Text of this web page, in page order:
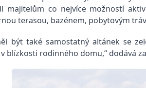
co nejvíce možností
terasou, bazénem, pobytovým
být také samostatný altánek se
blízkosti rodinného domu,“ dodává